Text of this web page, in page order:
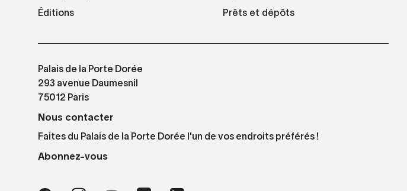
Éditions
Prêts et dépôts
Palais de la Porte Dorée
293 avenue Daumesnil
75012 Paris
Nous contacter
Faites du Palais de la Porte Dorée l'un de vos endroits préférés !
Abonnez-vous